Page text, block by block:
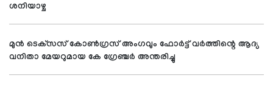
ശനിയാഴ്ച
മുന്‍ ടെക്‌സസ് കോണ്‍ഗ്രസ് അംഗവും ഫോര്‍ട്ട് വര്‍ത്തിന്റെ ആദ്യ
വനിതാ മേയറുമായ കേ ഗ്രേഞ്ചര്‍ അന്തരിച്ചു